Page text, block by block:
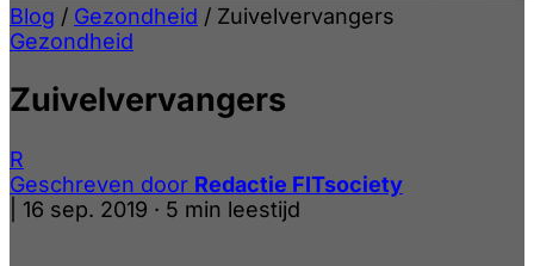
Blog / Gezondheid / Zuivelvervangers
Gezondheid
Zuivelvervangers
R
Geschreven door Redactie FITsociety
16 sep. 2019 · 5 min leestijd